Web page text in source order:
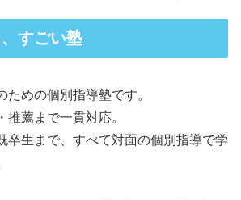
すごい塾
ための個別指導塾です。
推薦まで一貫対応。
卒生まで、すべて対面の個別指導で学